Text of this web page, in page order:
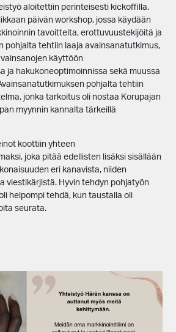
aloitettiin perinteisesti kickoffilla.
päivän workshop, jossa käydään
tavoitteita, erottuvuustekijöitä ja
pohjalta tehtiin laaja avainsanatutkimus,
käyttöön
ja hakukoneoptimoinnissa sekä muussa
pohjalta tehtiin
jonka tarkoitus oli nostaa Korupajan
myynnin kannalta tärkeillä
koottiin yhteen
joka pitää edellisten lisäksi sisällään
eri kanavista, niiden
viestikärjistä. Hyvin tehdyn pohjatyön
helpompi tehdä, kun taustalla oli
seurata.